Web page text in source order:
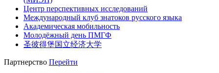
Центр перспективных исследований
Международный клуб знатоков русского языка
Академическая мобильность
Молодёжный день ПМГФ
圣彼得堡国立经济大学
Партнерство Перейти